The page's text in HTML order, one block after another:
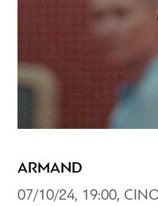
ARMAND
07/10/24, 19:00,